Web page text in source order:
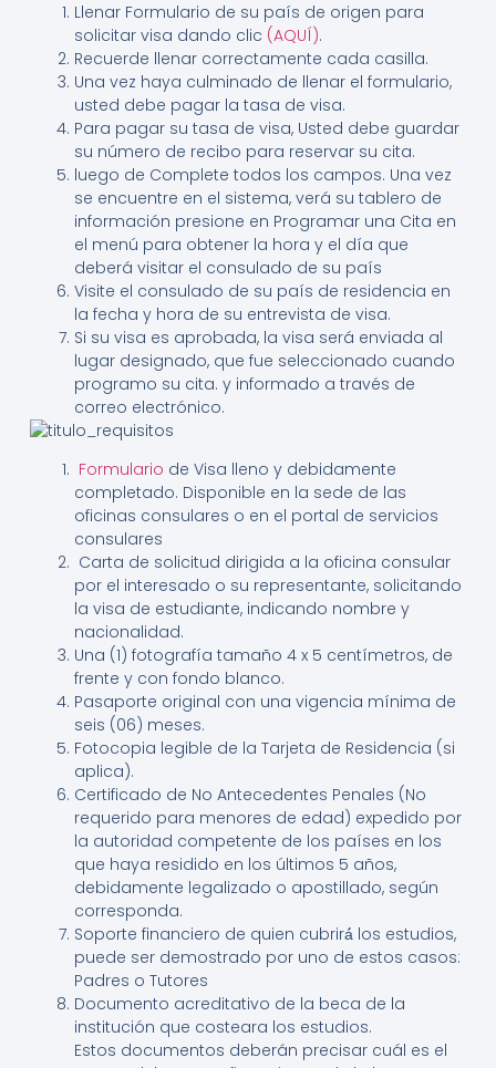
Llenar Formulario de su país de origen para
solicitar visa dando clic (AQUÍ).
Recuerde llenar correctamente cada casilla.
Una vez haya culminado de llenar el formulario,
usted debe pagar la tasa de visa.
Para pagar su tasa de visa, Usted debe guardar
su número de recibo para reservar su cita.
luego de Complete todos los campos. Una vez
se encuentre en el sistema, verá su tablero de
información presione en Programar una Cita en
el menú para obtener la hora y el día que
deberá visitar el consulado de su país
Visite el consulado de su país de residencia en
la fecha y hora de su entrevista de visa.
Si su visa es aprobada, la visa será enviada al
lugar designado, que fue seleccionado cuando
programo su cita. y informado a través de
correo electrónico.
Formulario de Visa lleno y debidamente
completado. Disponible en la sede de las
oficinas consulares o en el portal de servicios
consulares
Carta de solicitud dirigida a la oficina consular
por el interesado o su representante, solicitando
la visa de estudiante, indicando nombre y
nacionalidad.
Una (1) fotografía tamaño 4 x 5 centímetros, de
frente y con fondo blanco.
Pasaporte original con una vigencia mínima de
seis (06) meses.
Fotocopia legible de la Tarjeta de Residencia (si
aplica).
Certificado de No Antecedentes Penales (No
requerido para menores de edad) expedido por
la autoridad competente de los países en los
que haya residido en los últimos 5 años,
debidamente legalizado o apostillado, según
corresponda.
Soporte financiero de quien cubrirá́ los estudios,
puede ser demostrado por uno de estos casos:
Padres o Tutores
Documento acreditativo de la beca de la
institución que costeara los estudios.
Estos documentos deberán precisar cuál es el